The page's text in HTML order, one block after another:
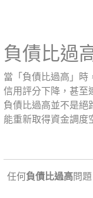
負債比過
當「負債比過高」時
信用評分下降，甚至
負債比過高並不是絕
能重新取得資金調度
任何負債比過高問